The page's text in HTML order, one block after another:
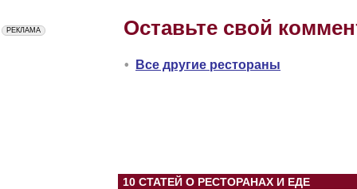
Оставьте свой
• Все другие рестораны
10 СТАТЕЙ О РЕСТОРАНАХ И ЕДЕ